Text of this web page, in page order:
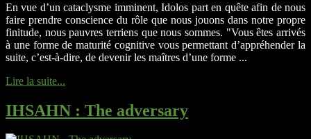
En vue d’un cataclysme imminent, Idolos part en quête afin de nous
faire prendre conscience du rôle que nous jouons dans notre propre
finitude, nous pauvres terriens que nous sommes. "Vous êtes arrivés
à une forme de maturité cognitive vous permettant d’appréhender la
suite, c’est-à-dire, de devenir les maîtres d’une forme ...
Lire la suite...
IHSAHN : The adversary